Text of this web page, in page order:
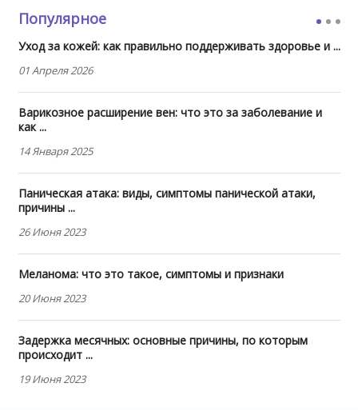
Популярное
Уход за кожей: как правильно поддерживать здоровье и ...
01 Апреля 2026
Варикозное расширение вен: что это за заболевание и
как ...
14 Января 2025
Паническая атака: виды, симптомы панической атаки,
причины ...
26 Июня 2023
Меланома: что это такое, симптомы и признаки
20 Июня 2023
Задержка месячных: основные причины, по которым
происходит ...
19 Июня 2023